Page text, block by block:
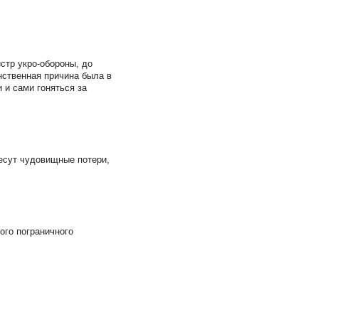
укро-обороны, до
причина была в
сами гоняться за
чудовищные потери,
пограничного